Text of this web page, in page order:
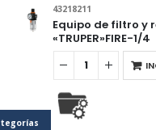
43218211
Equipo de filtro y
«TRUPER»FIRE-1/4